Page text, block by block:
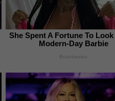
She Spent A Fortune To Look
Modern-Day Barbie
Brainberries